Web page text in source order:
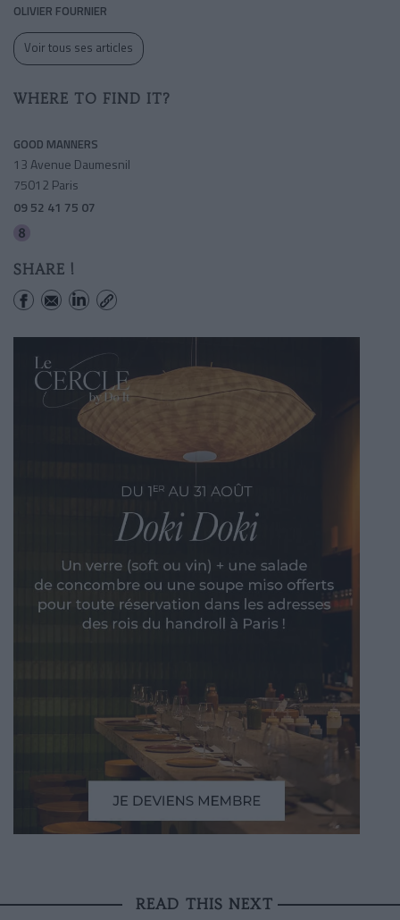
OLIVIER FOURNIER
Voir tous ses articles
WHERE TO FIND IT?
GOOD MANNERS
13 Avenue Daumesnil
75012 Paris
09 52 41 75 07
SHARE !
READ THIS NEXT